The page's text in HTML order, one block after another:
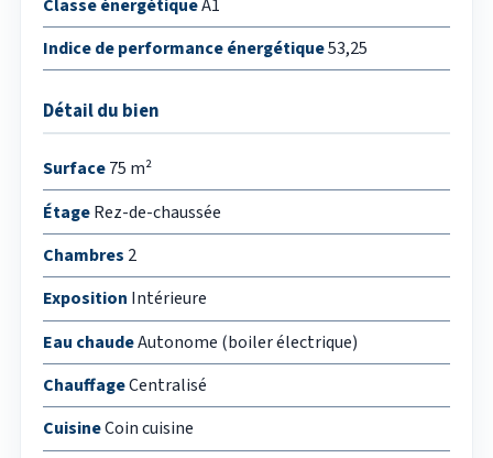
Classe énergétiqueA1
Indice de performance énergétique53,25
Détail du bien
Surface75 m²
ÉtageRez-de-chaussée
Chambres 2
Exposition Intérieure
Eau chaudeAutonome (boiler électrique)
ChauffageCentralisé
CuisineCoin cuisine